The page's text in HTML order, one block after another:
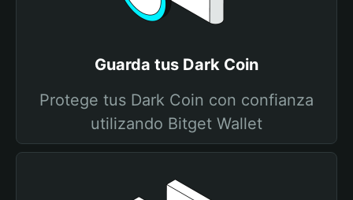
Guarda tus Dark Coin
Protege tus Dark Coin con confianza
utilizando Bitget Wallet